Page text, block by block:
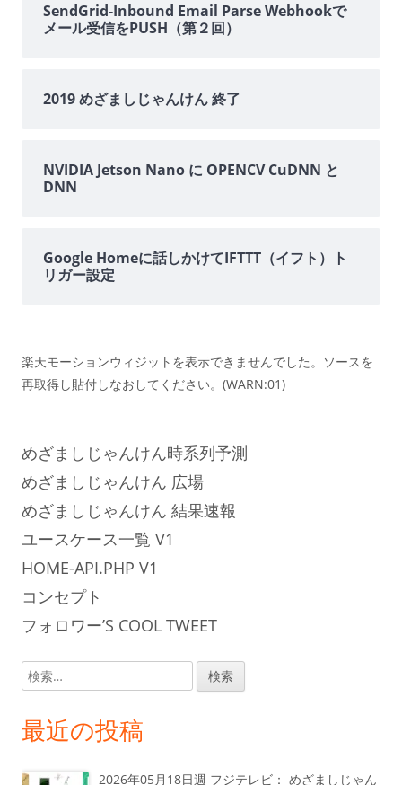
SendGrid-Inbound Email Parse Webhookで
メール受信をPUSH（第２回）
2019 めざましじゃんけん 終了
NVIDIA Jetson Nano に OPENCV CuDNN と
DNN
Google Homeに話しかけてIFTTT（イフト）ト
リガー設定
楽天モーションウィジットを表示できませんでした。ソースを
再取得し貼付しなおしてください。(WARN:01)
めざましじゃんけん時系列予測
めざましじゃんけん 広場
めざましじゃんけん 結果速報
ユースケース一覧 V1
HOME-API.PHP V1
コンセプト
フォロワー’S COOL TWEET
検
索:
最近の投稿
2026年05月18日週 フジテレビ： めざましじゃん